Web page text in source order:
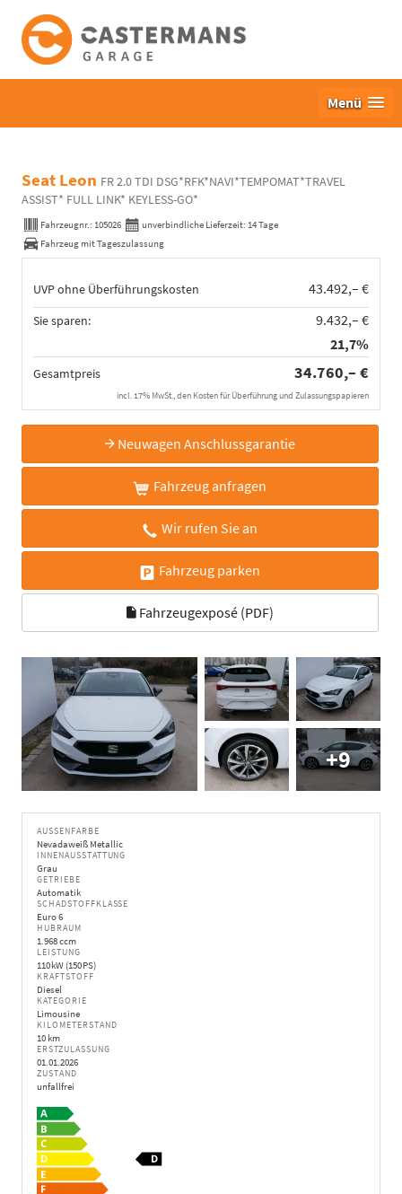
Menü
Seat Leon FR 2.0 TDI DSG*RFK*NAVI*TEMPOMAT*TRAVEL
ASSIST* FULL LINK* KEYLESS-GO*
Fahrzeugnr.: 105026 unverbindliche Lieferzeit: 14 Tage
Fahrzeug mit Tageszulassung
UVP ohne Überführungskosten 43.492,– €
Sie sparen:
9.432,– €
21,7%
Gesamtpreis 34.760,– €
incl. 17% MwSt., den Kosten für Überführung und Zulassungspapieren
Neuwagen Anschlussgarantie
Fahrzeug anfragen
Wir rufen Sie an
Fahrzeug parken
Fahrzeugexposé (PDF)
+9
AUSSENFARBE
Nevadaweiß Metallic
INNENAUSSTATTUNG
Grau
GETRIEBE
Automatik
SCHADSTOFFKLASSE
Euro 6
HUBRAUM
1.968 ccm
LEISTUNG
110 kW (150 PS)
KRAFTSTOFF
Diesel
KATEGORIE
Limousine
KILOMETERSTAND
10 km
ERSTZULASSUNG
01.01.2026
ZUSTAND
unfallfrei